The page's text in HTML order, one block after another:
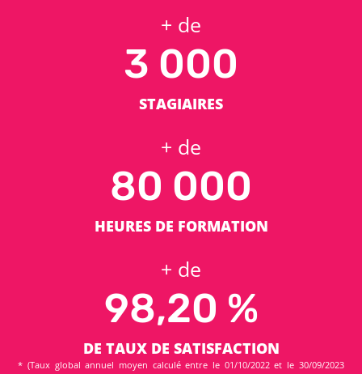
+ de
3 000
STAGIAIRES
+ de
80 000
HEURES DE FORMATION
+ de
98,20 %
DE TAUX DE SATISFACTION
* (Taux global annuel moyen calculé entre le 01/10/2022 et le 30/09/2023